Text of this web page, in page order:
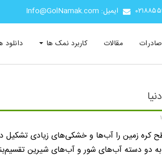
ایمیل: Info@GolNamak.com
صادرات مقالات کاربرد نمک ها دانلود
دو دسته آب‌های شور و آب‌های شیرین